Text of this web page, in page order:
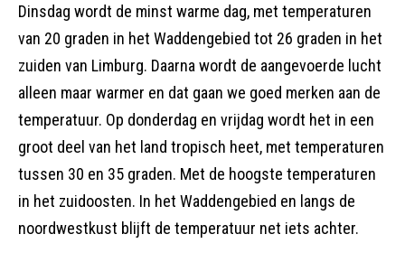
Dinsdag wordt de minst warme dag, met temperaturen
van 20 graden in het Waddengebied tot 26 graden in het
zuiden van Limburg. Daarna wordt de aangevoerde lucht
alleen maar warmer en dat gaan we goed merken aan de
temperatuur. Op donderdag en vrijdag wordt het in een
groot deel van het land tropisch heet, met temperaturen
tussen 30 en 35 graden. Met de hoogste temperaturen
in het zuidoosten. In het Waddengebied en langs de
noordwestkust blijft de temperatuur net iets achter.